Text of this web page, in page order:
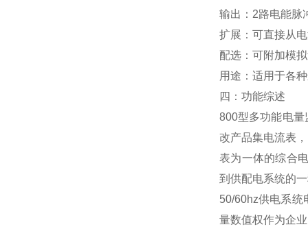
输出：2路电能
扩展：可直接从
配选：可附加模
用途：适用于各
四： 功能综述
800型多功能电量
改产品集电流表
表为一体的综合
到供配电系统的
50/60hz供电系统
量数值权作为企